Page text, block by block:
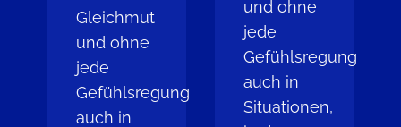
Gleichmut
und ohne
jede
Gefühlsregung
auch in
und ohne
jede
Gefühlsregung
auch in
Situationen,